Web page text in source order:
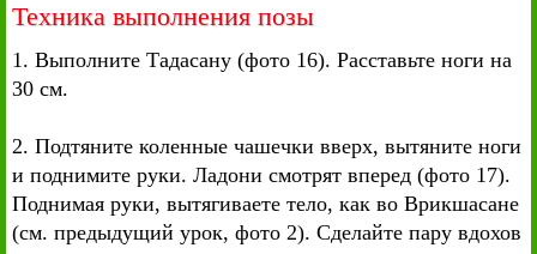
Техника выполнения позы
1. Выполните Тадасану (фото 16). Расставьте ноги на
30 см.
2. Подтяните коленные чашечки вверх, вытяните ноги
и поднимите руки. Ладони смотрят вперед (фото 17).
Поднимая руки, вытягиваете тело, как во Врикшасане
(см. предыдущий урок, фото 2). Сделайте пару вдохов